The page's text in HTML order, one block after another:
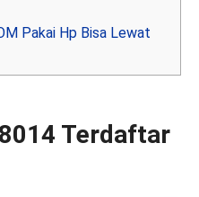
Pakai Hp Bisa Lewat
Terdaftar